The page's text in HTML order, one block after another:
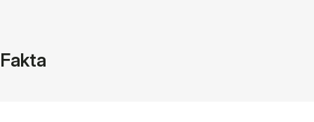
Fakta